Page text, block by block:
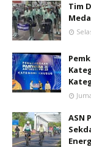
Tim
ASN